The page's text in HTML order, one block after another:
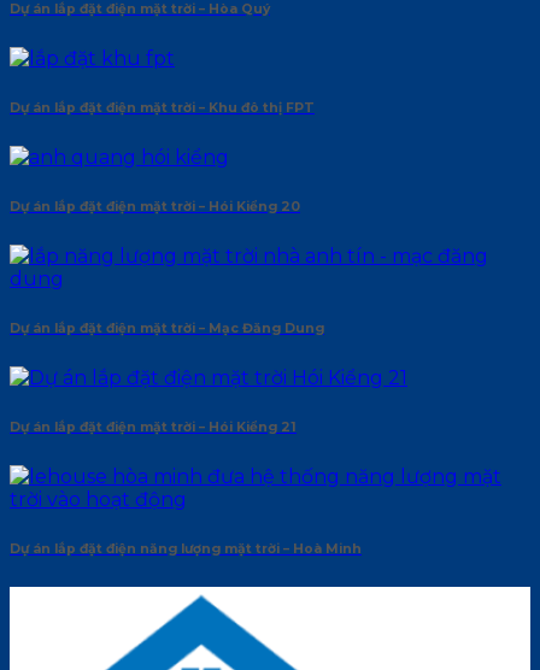
Dự án lắp đặt điện mặt trời – Hòa Quý
Dự án lắp đặt điện mặt trời – Khu đô thị FPT
Dự án lắp đặt điện mặt trời – Hói Kiểng 20
Dự án lắp đặt điện mặt trời – Mạc Đăng Dung
Dự án lắp đặt điện mặt trời – Hói Kiểng 21
Dự án lắp đặt điện năng lượng mặt trời – Hoà Minh